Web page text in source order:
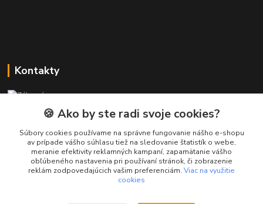
Kontakty
+421 911 010 560
Po-Pia, 13-17 hod.
info@presmartfon.sk
🍪 Ako by ste radi svoje cookies?
Súbory cookies používame na správne fungovanie nášho e-shopu
av prípade vášho súhlasu tiež na sledovanie štatistík o webe,
meranie efektivity reklamných kampaní, zapamätanie vášho
obľúbeného nastavenia pri používaní stránok, či zobrazenie
reklám zodpovedajúcich vašim preferenciám. Viac na využitie
cookies